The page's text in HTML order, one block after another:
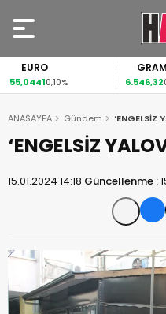
EURO
55,04410,10% 6.546,32
ANASAYFA Gündem ‘ENGELSİZ
‘ENGELSİZ
15.01.2024 14:18 Güncellenme :